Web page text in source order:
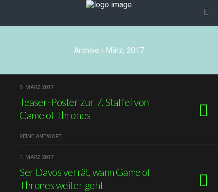
Archive › März, 2017
9. MÄRZ 2017
Teaser-Poster zur 7. Staffel von
Game of Thrones
KEINE ANTWORT
1. MÄRZ 2017
Ser Davos verrät, wann Game of
Thrones weiter geht